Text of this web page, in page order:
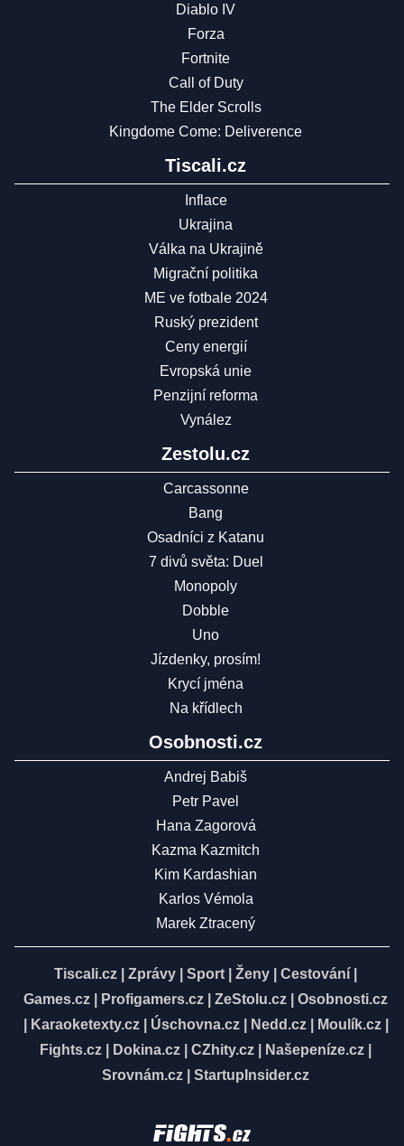
Diablo IV
Forza
Fortnite
Call of Duty
The Elder Scrolls
Kingdome Come: Deliverence
Tiscali.cz
Inflace
Ukrajina
Válka na Ukrajině
Migrační politika
ME ve fotbale 2024
Ruský prezident
Ceny energií
Evropská unie
Penzijní reforma
Vynález
Zestolu.cz
Carcassonne
Bang
Osadníci z Katanu
7 divů světa: Duel
Monopoly
Dobble
Uno
Jízdenky, prosím!
Krycí jména
Na křídlech
Osobnosti.cz
Andrej Babiš
Petr Pavel
Hana Zagorová
Kazma Kazmitch
Kim Kardashian
Karlos Vémola
Marek Ztracený
Tiscali.cz Zprávy Sport Ženy Cestování
Games.cz
Profigamers.cz ZeStolu.cz
Osobnosti.cz
Karaoketexty.cz| Úschovna.cz| Nedd.cz| Moulík.cz|
Fights.cz
Dokina.cz CZhity.cz Našepeníze.cz
Srovnám.cz
StartupInsider.cz